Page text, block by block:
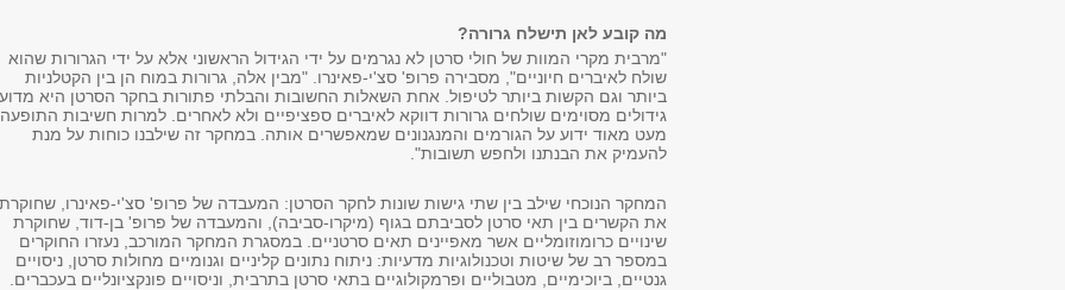
מה קובע לאן תישלח גרורה?
"מרבית מקרי המוות של חולי סרטן לא נגרמים על ידי הגידול הראשוני אלא על ידי הגרורות שהוא
שולח לאיברים חיוניים", מסבירה פרופ' סצ'י-פאינרו. "מבין אלה, גרורות במוח הן בין הקטלניות
ביותר וגם הקשות ביותר לטיפול. אחת השאלות החשובות והבלתי פתורות בחקר הסרטן היא מדוע
גידולים מסוימים שולחים גרורות דווקא לאיברים ספציפיים ולא לאחרים. למרות חשיבות
מעט מאוד ידוע על הגורמים והמנגנונים שמאפשרים אותה. במחקר זה שילבנו כוחות על מנת
להעמיק את הבנתנו ולחפש תשובות".
המחקר הנוכחי שילב בין שתי גישות שונות לחקר הסרטן: המעבדה של פרופ' סצ'י-פאינרו, שחוקרת
את הקשרים בין תאי סרטן לסביבתם בגוף (מיקרו-סביבה), והמעבדה של פרופ' בן-דוד, שחוקרת
שינויים כרומוזומליים אשר מאפיינים תאים סרטניים. במסגרת המחקר המורכב, נעזרו החוקרים
במספר רב של שיטות וטכנולוגיות מדעיות: ניתוח נתונים קליניים וגנומיים מחולות סרטן, ניסויים
גנטיים, ביוכימיים, מטבוליים ופרמקולוגיים בתאי סרטן בתרבית, וניסויים פונקציונליים בעכברים.